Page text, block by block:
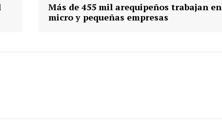
Más de 455 mil arequipeños trabajan en
micro y pequeñas empresas